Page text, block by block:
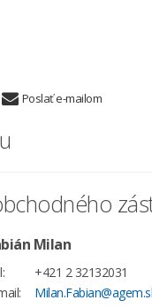
Poslať e-mailom
Milan
+421 2 32132031